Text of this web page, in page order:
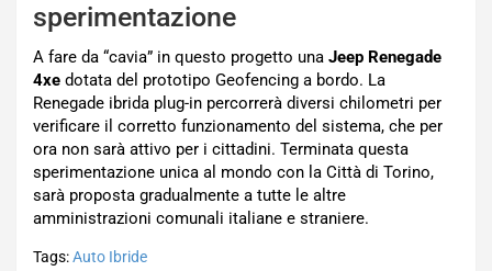
sperimentazione
A fare da “cavia” in questo progetto una Jeep Renegade
4xe dotata del prototipo Geofencing a bordo. La
Renegade ibrida plug-in percorrerà diversi chilometri per
verificare il corretto funzionamento del sistema, che per
ora non sarà attivo per i cittadini. Terminata questa
sperimentazione unica al mondo con la Città di Torino,
sarà proposta gradualmente a tutte le altre
amministrazioni comunali italiane e straniere.
Tags:Auto Ibride